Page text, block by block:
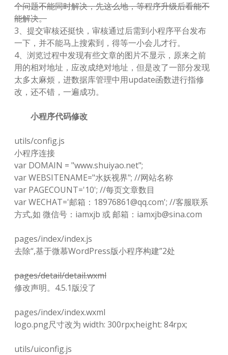
个问题不能同时解决，先这么地，等程序升级后看能不
能解决。
3、提交审核还挺快，审核通过后需到小程序平台发布
一下，并不能马上搜索到，得等一小会儿才行。
4、浏览过程中发现有些文章的图片不显示，原来之前
用的相对地址，应改成绝对地址，但是改了一部分发现
太多太麻烦，进数据库管理中用update函数进行指修
改，还不错，一遍成功。
小程序代码修改
utils/config.js
小程序连接
var DOMAIN = "www.shuiyao.net";
var WEBSITENAME="水妖视界"; //网站名称
var PAGECOUNT='10'; //每页文章数目
var WECHAT='邮箱：18976861@qq.com'; //客服联系
方式,如 微信号：iamxjb 或 邮箱：iamxjb@sina.com
pages/index/index.js
去除“,基于微慕WordPress版小程序构建”2处
pages/detail/detail.wxml
修改声明。4.5.1版没了
pages/index/index.wxml
logo.png尺寸改为 width: 300rpx;height: 84rpx;
utils/uiconfig.js